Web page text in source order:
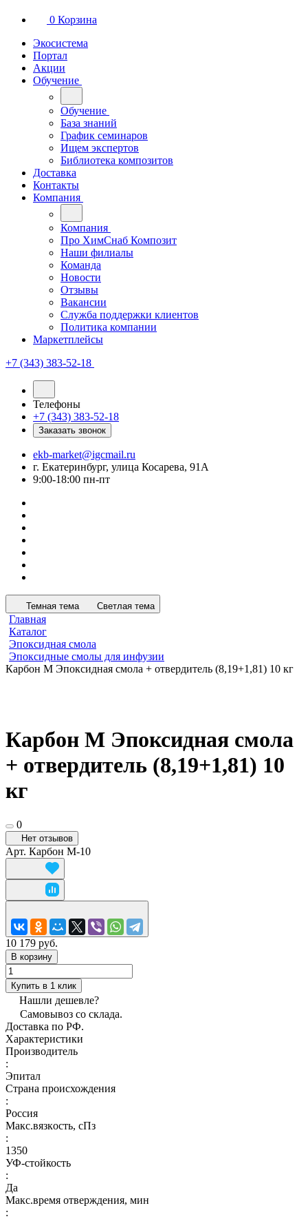
0 Корзина
Экосистема
Портал
Акции
Обучение
Обучение
База знаний
График семинаров
Ищем экспертов
Библиотека композитов
Доставка
Контакты
Компания
Компания
Про ХимСнаб Композит
Наши филиалы
Команда
Новости
Отзывы
Вакансии
Служба поддержки клиентов
Политика компании
Маркетплейсы
+7 (343) 383-52-18
Телефоны
+7 (343) 383-52-18
Заказать звонок
ekb-market@igcmail.ru
г. Екатеринбург, улица Косарева, 91А
9:00-18:00 пн-пт
Темная тема Светлая тема
Главная
Каталог
Эпоксидная смола
Эпоксидные смолы для инфузии
Карбон М Эпоксидная смола + отвердитель (8,19+1,81) 10 кг
Карбон М Эпоксидная смола
+ отвердитель (8,19+1,81) 10
кг
0
Нет отзывов
Арт. Карбон М-10
10 179 руб.
В корзину
Купить в 1 клик
Нашли дешевле?
Самовывоз со склада.
Доставка по РФ.
Характеристики
Производитель
:
Эпитал
Страна происхождения
:
Россия
Макс.вязкoсть, сПз
:
1350
УФ-стойкость
:
Да
Макс.время отверждения, мин
: